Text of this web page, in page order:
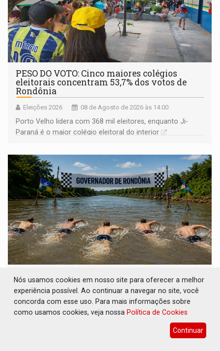
PESO DO VOTO: Cinco maiores colégios
eleitorais concentram 53,7% dos votos de
Rondônia
Eleições 2026 08 de Agosto de 2026 às 14:00
Porto Velho lidera com 368 mil eleitores, enquanto Ji-
Paraná é o maior colégio eleitoral do interior
COLUNA SEMANAL: Largada foi dada e
candidatos ao Governo de RO partem para
tudo ou nada
Geral 08 de Agosto de 2026 às 12:21
Corrida presidencial acende alerta para Lula e Flávio; Fúria
tenta tirar a imagem de ser a continuidade do governador
Nós usamos cookies em nosso site para oferecer a melhor
experiência possível. Ao continuar a navegar no site, você
concorda com esse uso. Para mais informações sobre
como usamos cookies, veja nossa Política de Cookies
Continuar